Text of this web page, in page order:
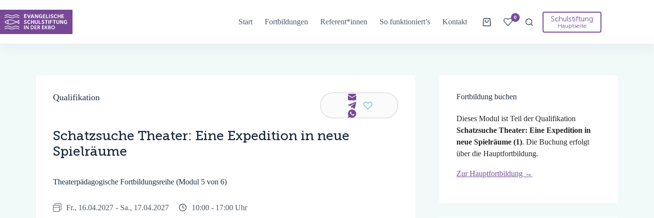
Inhalt
springen
Start Fortbildungen Referent*innen So funktioniert’s Kontakt Warenkorb
0 Schulstiftung
Hauptseite
Qualifikation
Schatzsuche Theater: Eine Expedition in neue
Spielräume
Theaterpädagogische Fortbildungsreihe (Modul 5 von 6)
Fr., 16.04.2027 - Sa., 17.04.2027 10:00 - 17:00 Uhr
Fortbildung buchen
Dieses Modul ist Teil der Qualifikation
Schatzsuche Theater: Eine Expedition in
neue Spielräume (1). Die Buchung erfolgt
über die Hauptfortbildung.
Zur Hauptfortbildung →